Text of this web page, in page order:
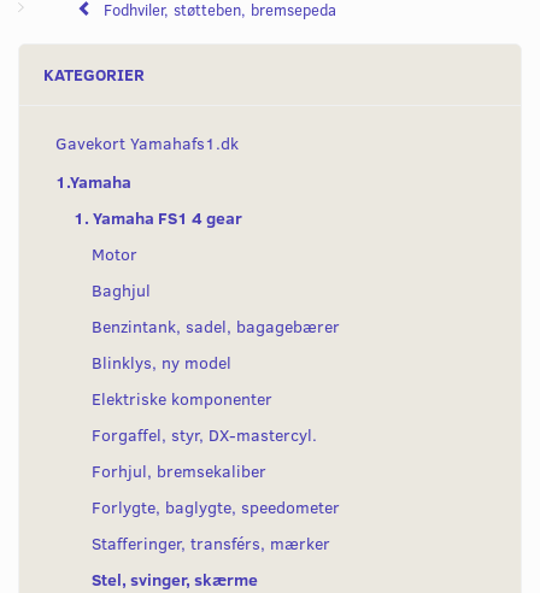
Fodhviler, støtteben, bremsepeda
KATEGORIER
Gavekort Yamahafs1.dk
1.Yamaha
1. Yamaha FS1 4 gear
Motor
Baghjul
Benzintank, sadel, bagagebærer
Blinklys, ny model
Elektriske komponenter
Forgaffel, styr, DX-mastercyl.
Forhjul, bremsekaliber
Forlygte, baglygte, speedometer
Stafferinger, transférs, mærker
Stel, svinger, skærme